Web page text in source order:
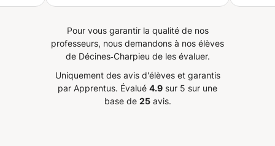
gentillesse. Surtout elle a
dans l'utilisation de sa machine à
coudre que dans de nombreuses
patron et au montage d'un
vêtement. Personnellement j'ai
Pour vous garantir la qualité de nos
professeurs, nous demandons à nos élèves
de Décines‑Charpieu de les évaluer.
Uniquement des avis d'élèves et garantis
par Apprentus. Évalué 4.9 sur 5 sur une
base de 25avis.